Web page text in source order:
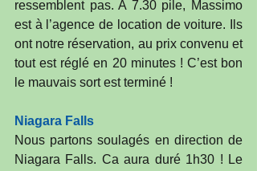
ressemblent pas. A 7.30 pile, Massimo
est à l’agence de location de voiture. Ils
ont notre réservation, au prix convenu et
tout est réglé en 20 minutes ! C’est bon
le mauvais sort est terminé !
Niagara Falls
Nous partons soulagés en direction de
Niagara Falls. Ca aura duré 1h30 ! Le